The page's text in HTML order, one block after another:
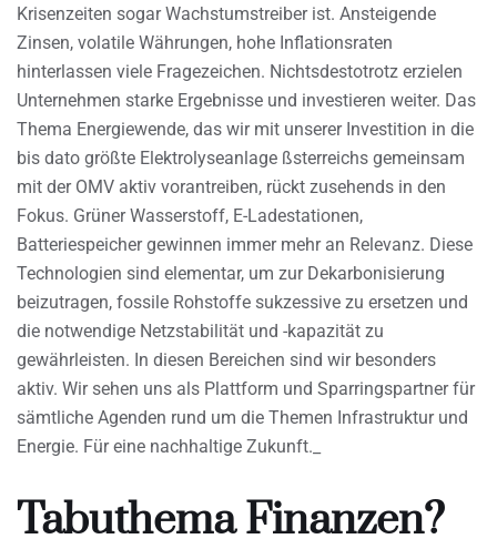
Krisenzeiten sogar Wachstumstreiber ist. Ansteigende
Zinsen, volatile Währungen, hohe Inflationsraten
hinterlassen viele Fragezeichen. Nichtsdestotrotz erzielen
Unternehmen starke Ergebnisse und investieren weiter. Das
Thema Energiewende, das wir mit unserer Investition in die
bis dato größte Elektrolyseanlage ßsterreichs gemeinsam
mit der OMV aktiv vorantreiben, rückt zusehends in den
Fokus. Grüner Wasserstoff, E-Ladestationen,
Batteriespeicher gewinnen immer mehr an Relevanz. Diese
Technologien sind elementar, um zur Dekarbonisierung
beizutragen, fossile Rohstoffe sukzessive zu ersetzen und
die notwendige Netzstabilität und -kapazität zu
gewährleisten. In diesen Bereichen sind wir besonders
aktiv. Wir sehen uns als Plattform und Sparringspartner für
sämtliche Agenden rund um die Themen Infrastruktur und
Energie. Für eine nachhaltige Zukunft._
Tabuthema Finanzen?